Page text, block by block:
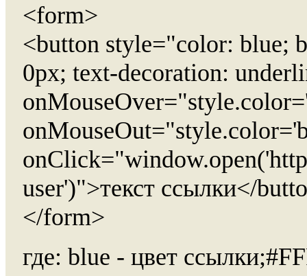
<form>
<button style="color: blue;
0px; text-decoration:
user')">текст ссылки</
</form>
где: blue - цвет